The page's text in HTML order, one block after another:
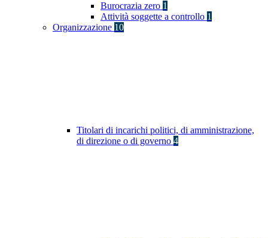
Burocrazia zero 1
Attività soggette a controllo 1
Organizzazione 10
Titolari di incarichi politici, di amministrazione,
di direzione o di governo 4